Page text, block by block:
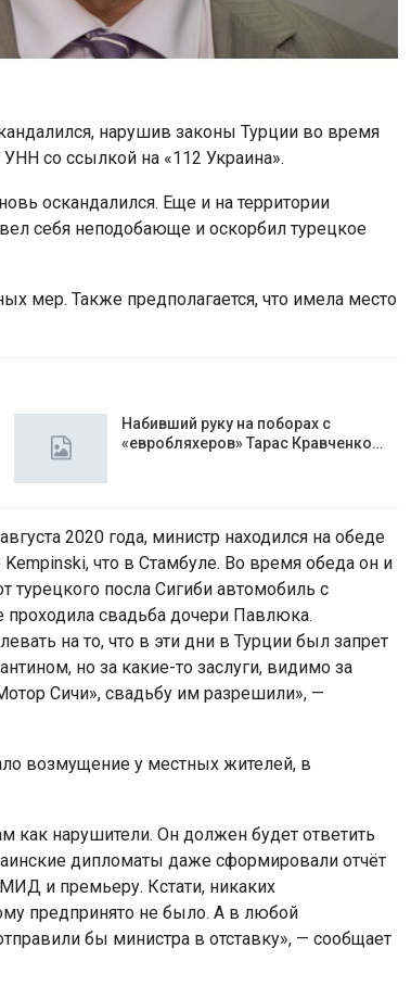
нарушив законы Турции во время
со ссылкой на «112 Украина».
оскандалился. Еще и на территории
себя неподобающе и оскорбил турецкое
мер. Также предполагается, что имела место
Набивший руку на поборах с
«евробляхеров» Тарас Кравченко…
2020 года, министр находился на обеде
что в Стамбуле. Во время обеда он и
турецкого посла Сигиби автомобиль с
проходила свадьба дочери Павлюка.
на то, что в эти дни в Турции был запрет
но за какие-то заслуги, видимо за
Сичи», свадьбу им разрешили», —
возмущение у местных жителей, в
как нарушители. Он должен будет ответить
дипломаты даже сформировали отчёт
и премьеру. Кстати, никаких
предпринято не было. А в любой
бы министра в отставку», — сообщает